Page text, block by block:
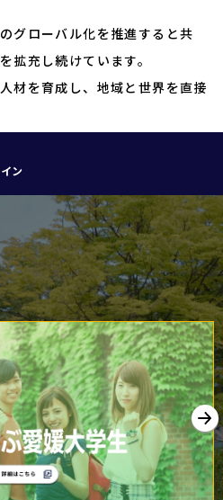
グローバル化を推進すると共
拡充し続けています。
材を育成し、地域と世界を直接
ン